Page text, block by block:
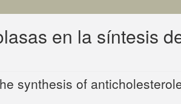
en la síntesis
synthesis of